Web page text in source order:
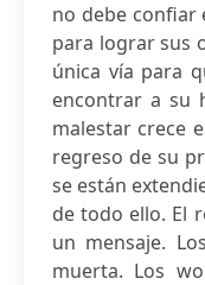
no debe confiar
para lograr sus
única vía para
encontrar a su
malestar crece
regreso de su
se están
de todo ello. El
un mensaje.
muerta. Los